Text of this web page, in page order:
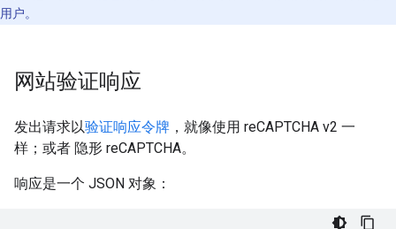
用户。
网站验证响应
发出请求以验证响应令牌 ，就像使用 reCAPTCHA v2 一
样；或者 隐形 reCAPTCHA。
响应是一个 JSON 对象：